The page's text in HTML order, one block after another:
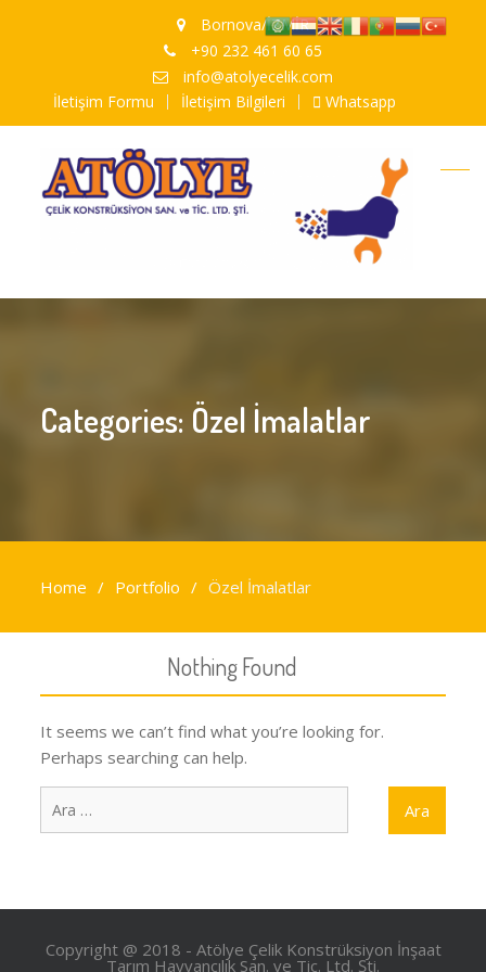
Bornova/İZMİR
+90 232 461 60 65
info@atolyecelik.com
İletişim Formu
İletişim Bilgileri Whatsapp
Categories: Özel İmalatlar
Home Portfolio Özel İmalatlar
Nothing Found
It seems we can’t find what you’re looking for.
Perhaps searching can help.
Copyright @ 2018 - Atölye Çelik Konstrüksiyon İnşaat
Tarım Hayvancılık San. ve Tic. Ltd. Şti.